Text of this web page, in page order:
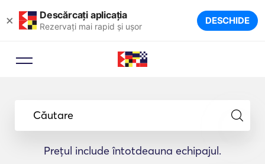
× Descărcați aplicația
Rezervați mai rapid și ușor DESCHIDE
Căutare
Prețul include întotdeauna echipajul.